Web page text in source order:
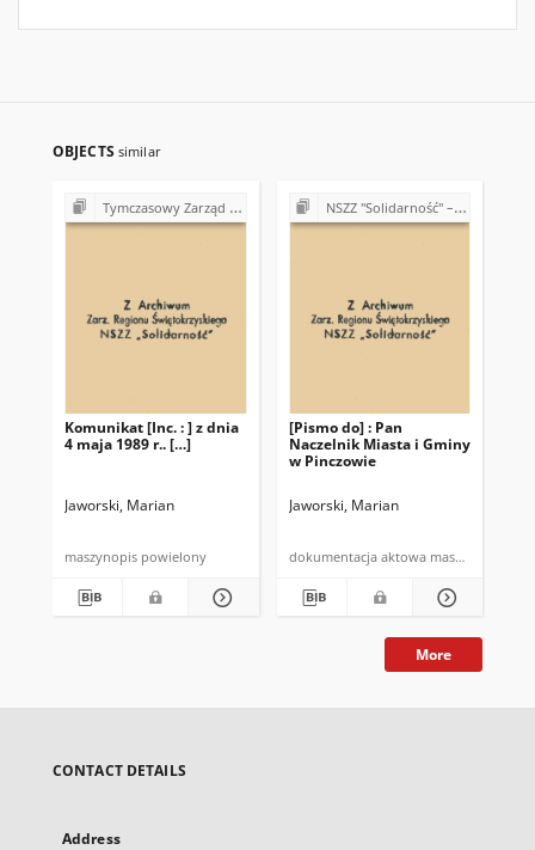
OBJECTS similar
Tymczasowy Zarząd Regionu Świętokrzyskiego NSZZ "Solidarność" (1989)
Komunikat [Inc. : ] z dnia
4 maja 1989 r.. […]
Jaworski, Marian
maszynopis powielony
NSZZ "Solidarność" – różne Koła, Komisje i Delegatury w Regionie Świętokrzyskim (1989-1990)
[Pismo do] : Pan
Naczelnik Miasta i Gminy
w Pinczowie
Jaworski, Marian
dokumentacja aktowa maszynopis
More
CONTACT DETAILS
Address